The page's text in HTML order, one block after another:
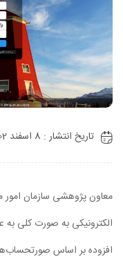
تاریخ انتشار : 8 اسفند 1402
معاون پژوهشی سازمان امور
الکترونیکی به صورت کلی
افزوده بر اساس